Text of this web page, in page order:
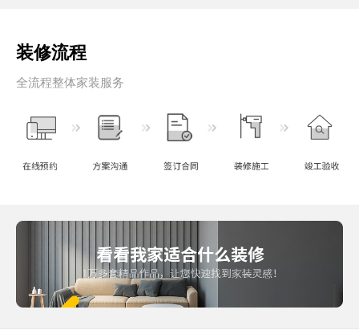
装修流程
全流程整体家装服务